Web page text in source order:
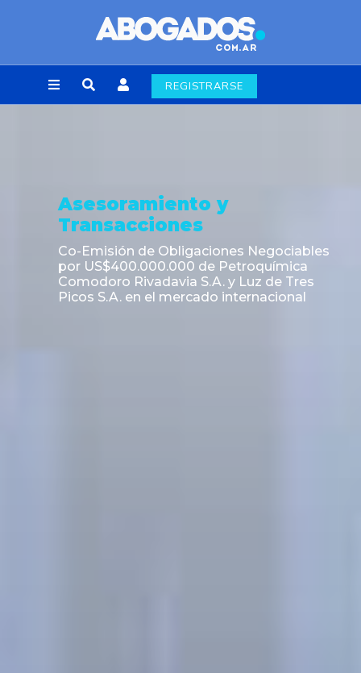
REGISTRARSE
Noticia
Cambios en el Código Alimentario
Argentino: simplifican trámites para la
importación de aditivos, coadyuvantes e
ingredientes alimentarios y unifican
autoridad de fiscali...